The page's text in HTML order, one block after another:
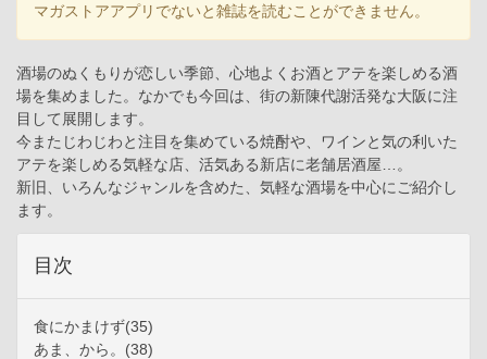
マガストアアプリでないと雑誌を読むことができません。
酒場のぬくもりが恋しい季節、心地よくお酒とアテを楽しめる酒
場を集めました。なかでも今回は、街の新陳代謝活発な大阪に注
目して展開します。
今またじわじわと注目を集めている焼酎や、ワインと気の利いた
アテを楽しめる気軽な店、活気ある新店に老舗居酒屋…。
新旧、いろんなジャンルを含めた、気軽な酒場を中心にご紹介し
ます。
目次
食にかまけず(35)
あま、から。(38)